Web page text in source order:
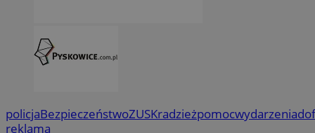
policjaBezpieczeństwoZUSKradzieżpomocwydarzenia
reklama